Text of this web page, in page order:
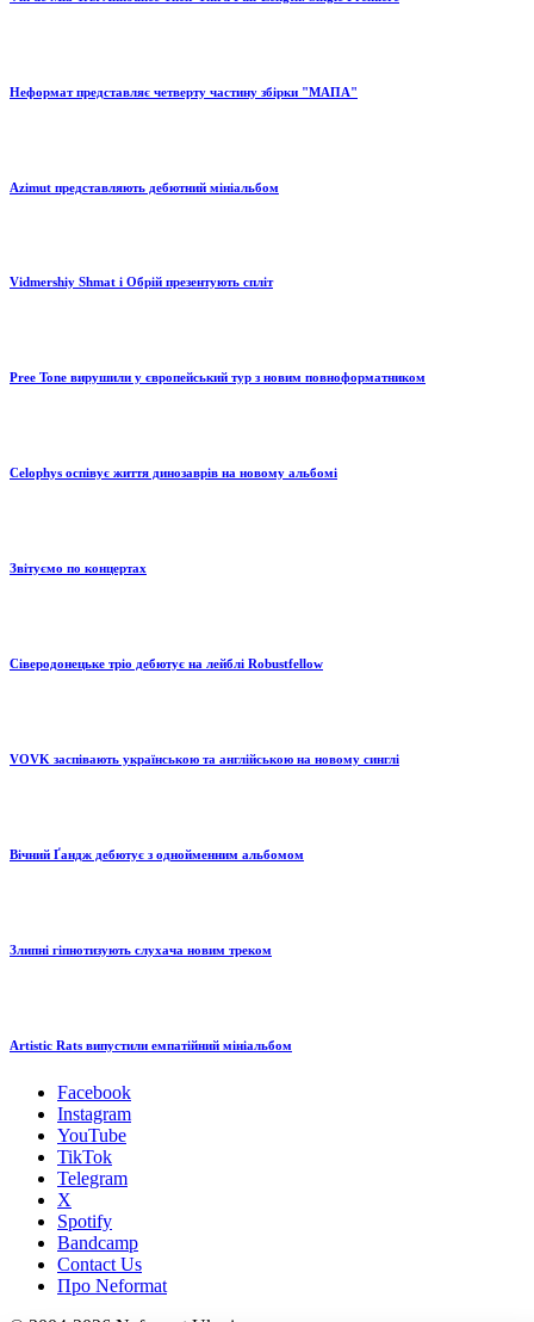
Неформат представляє четверту частину збірки "МАПА"
Azimut представляють дебютний мініальбом
Vidmershiy Shmat і Обрій презентують спліт
Pree Tone вирушили у європейський тур з новим повноформатником
Celophys оспівує життя динозаврів на новому альбомі
Звітуємо по концертах
Сіверодонецьке тріо дебютує на лейблі Robustfellow
VOVK заспівають українською та англійською на новому синглі
Вічний Ґандж дебютує з однойменним альбомом
Злипні гіпнотизують слухача новим треком
Artistic Rats випустили емпатійний мініальбом
Facebook
Instagram
YouTube
TikTok
Telegram
X
Spotify
Bandcamp
Contact Us
Про Neformat